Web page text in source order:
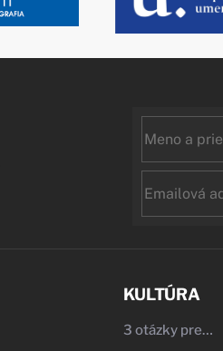
name
KULTÚRA
3 otázky pre…